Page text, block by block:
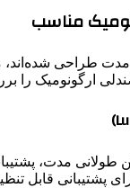
طراحی شده‌اند،
ارگونومیک را
طولانی مدت،
پشتیبانی قابل